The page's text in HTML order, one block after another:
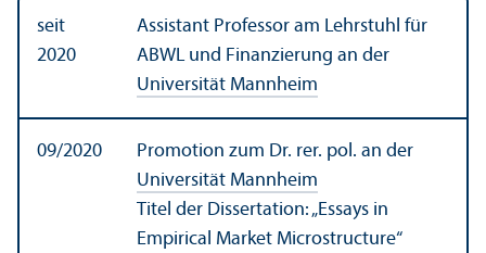
seit
2020
Assistant Professor am Lehr­stuhl für
ABWL und Finanzierung an der
Universität Mannheim
09/2020
Promotion zum Dr. rer. pol. an der
Universität Mannheim
Titel der Dissertation: „Essays in
Empirical Market Microstructure“